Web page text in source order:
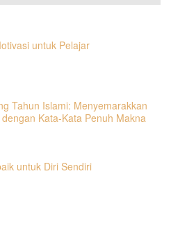
untuk Pelajar
Tahun Islami: Menyemarakkan
Kata-Kata Penuh Makna
untuk Diri Sendiri